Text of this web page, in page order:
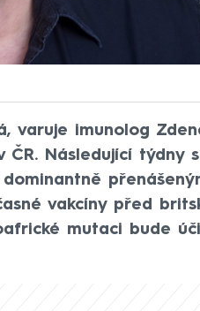
varuje imunolog
Následující týdny
vakcíny před
mutaci bude